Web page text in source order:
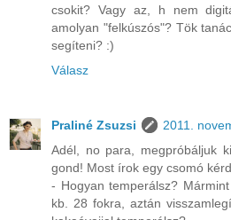
csokit? Vagy az, h nem
amolyan "felkúszós"? Tök
segíteni? :)
Válasz
Praliné Zsuzsi
2011.
Adél, no para, megpróbáljuk
gond! Most írok egy csomó
- Hogyan temperálsz?
kb. 28 fokra, aztán